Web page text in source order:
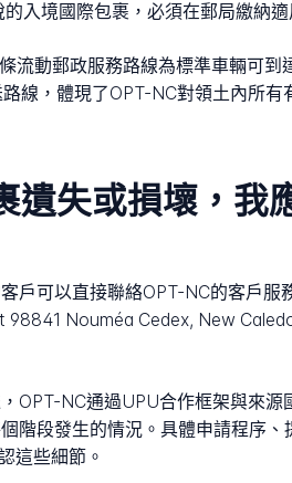
入境國際包裹，必須在郵局繳納
流動郵政服務路線為標準車輛可
線，體現了OPT-NC對領土內所
遺失或損壞，我
戶可以直接聯絡OPT-NC的客戶
Nouméa Cedex, New
OPT-NC通過UPU合作框架與來
階段發生的情況。具體申請程序
這些細節。